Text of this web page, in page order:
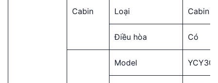
Cabin Loại Cabin
Điều hòa Có
Model